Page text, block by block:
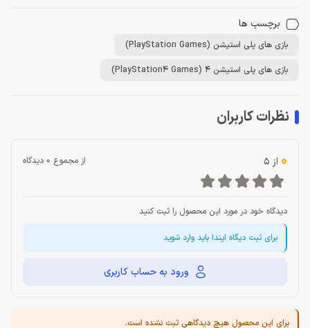
برچسب ها
بازی های پلی استیشن (PlayStation Games)
بازی های پلی استیشن 4 (PlayStation4 Games)
نظرات کاربران
0 از 5 از مجموع 0 دیدگاه
دیدگاه خود در مورد این محصول را ثبت کنید
برای ثبت دیگاه ایندا باید وارد شوید
ورود به حساب کاربری
برای این محصول هیچ دیدگاهی ثبت نشده است.